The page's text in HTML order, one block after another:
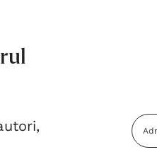
Adresa
Email